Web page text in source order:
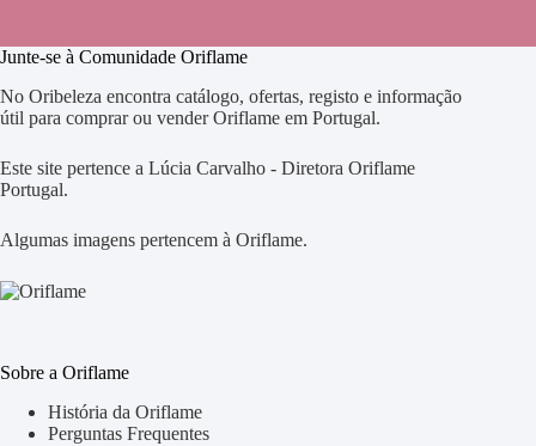
Junte-se à Comunidade Oriflame
No Oribeleza encontra catálogo, ofertas, registo e informação
útil para comprar ou vender Oriflame em Portugal.
Este site pertence a Lúcia Carvalho - Diretora Oriflame
Portugal.
Algumas imagens pertencem à Oriflame.
Sobre a Oriflame
História da Oriflame
Perguntas Frequentes